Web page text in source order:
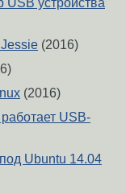
USB устройства
(2016)
(2016)
USB-
Ubuntu 14.04